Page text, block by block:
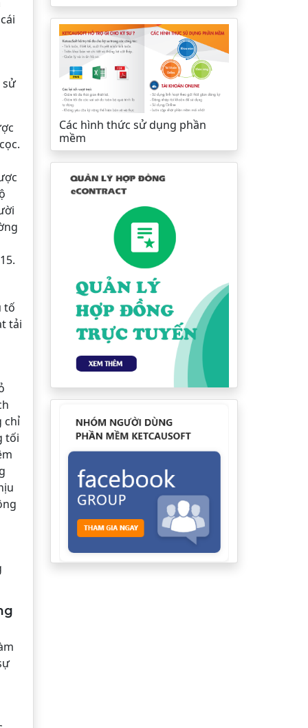
sử
tố
tải
chỉ
tối
Các hình thức sử dụng phần
mềm